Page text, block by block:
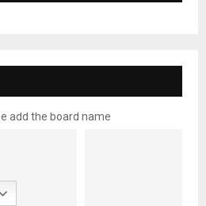
add the board name